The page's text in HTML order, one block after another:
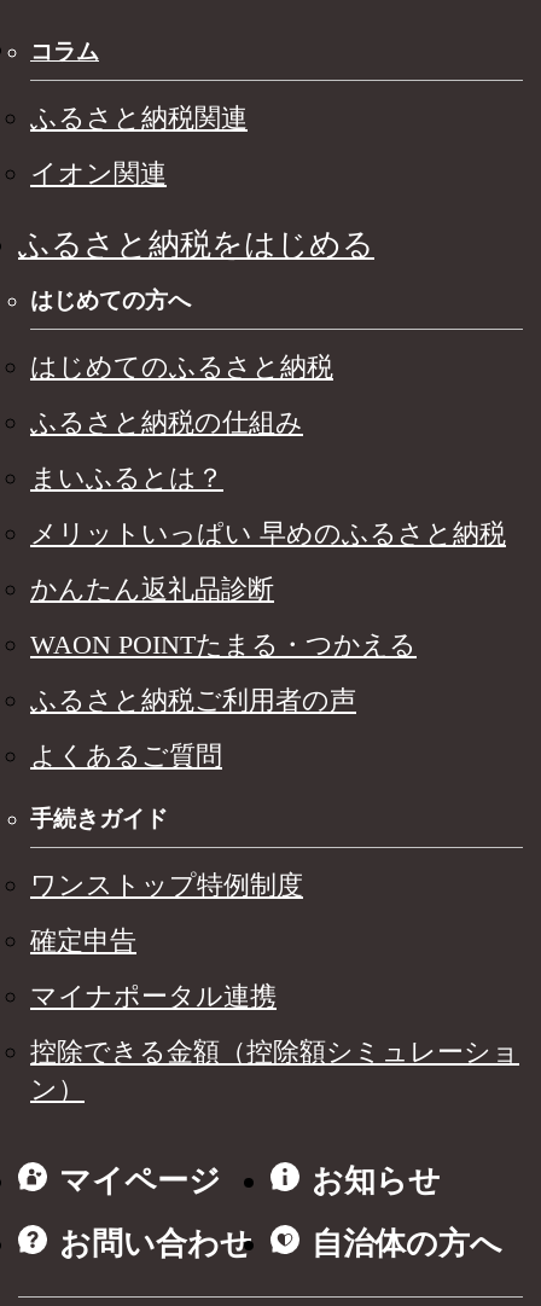
コラム
ふるさと納税関連
イオン関連
ふるさと納税をはじめる
はじめての方へ
はじめてのふるさと納税
ふるさと納税の仕組み
まいふるとは？
メリットいっぱい 早めのふるさと納税
かんたん返礼品診断
WAON POINTたまる・つかえる
ふるさと納税ご利用者の声
よくあるご質問
手続きガイド
ワンストップ特例制度
確定申告
マイナポータル連携
控除できる金額（控除額シミュレーショ
ン）
マイページ
お知らせ
お問い合わせ
自治体の方へ